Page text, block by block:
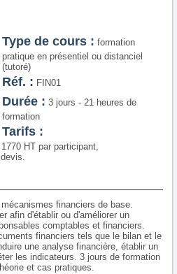
FINANCEMENT
SATISFACTION
Type de cours : formation
pratique en présentiel ou distanciel
(tutoré)
Réf. : FIN01
Durée : 3 jours - 21 heures de
formation
Tarifs :
HT par participant,
financiers de base.
afin d'établir ou d'améliorer un
comptables et financiers.
financiers tels que le bilan et le
une analyse financière, établir un
les indicateurs. 3 jours de formation
et cas pratiques.